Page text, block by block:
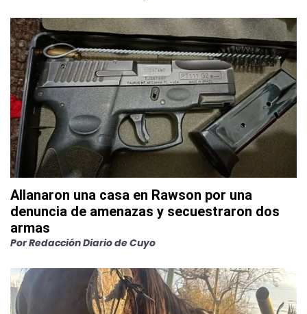
Allanaron una casa en Rawson por una
denuncia de amenazas y secuestraron dos
armas
PorRedacción Diario de Cuyo